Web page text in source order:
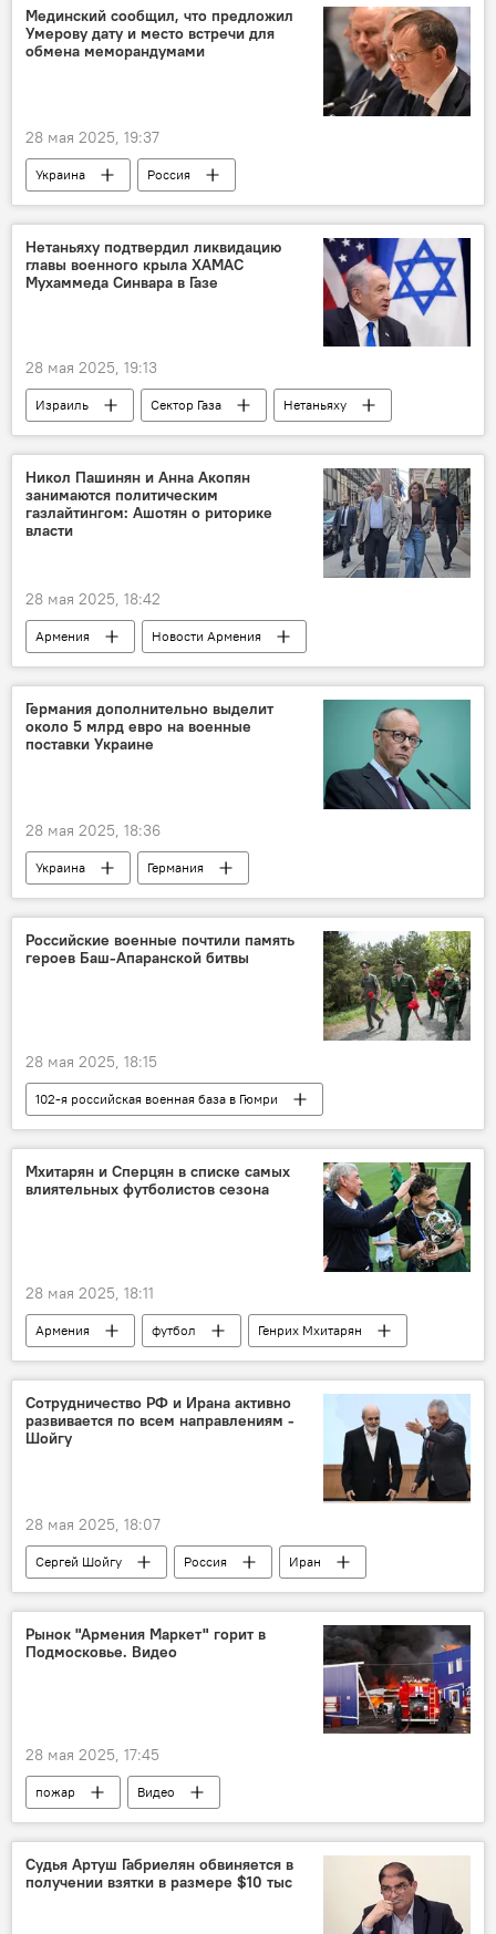
Мединский сообщил, что предложил
Умерову дату и место встречи для
обмена меморандумами
28 мая 2025, 19:37
Украина Россия
Нетаньяху подтвердил ликвидацию
главы военного крыла ХАМАС
Мухаммеда Синвара в Газе
28 мая 2025, 19:13
Израиль Сектор Газа Нетаньяху
Никол Пашинян и Анна Акопян
занимаются политическим
газлайтингом: Ашотян о риторике
власти
28 мая 2025, 18:42
Армения
Новости Армения
Политика
Пашинян Никол
Германия дополнительно выделит
около 5 млрд евро на военные
поставки Украине
28 мая 2025, 18:36
Украина Германия
Российские военные почтили память
героев Баш-Апаранской битвы
28 мая 2025, 18:15
102-я российская военная база в Гюмри
Первая Республика Армения
Мхитарян и Сперцян в списке самых
влиятельных футболистов сезона
28 мая 2025, 18:11
Армения футбол
Генрих Мхитарян
Эдуард Сперцян
Спорт
Сотрудничество РФ и Ирана активно
развивается по всем направлениям -
Шойгу
28 мая 2025, 18:07
Сергей Шойгу Россия Иран
Рынок "Армения Маркет" горит в
Подмосковье. Видео
28 мая 2025, 17:45
пожар Видео
Судья Артуш Габриелян обвиняется в
получении взятки в размере $10 тыс